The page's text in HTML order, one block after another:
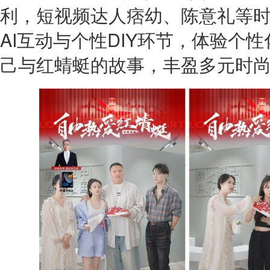
利，短视频达人痞幼、陈意礼等
AI互动与个性DIY环节，体验个
己与红蜻蜓的故事，丰盈多元时